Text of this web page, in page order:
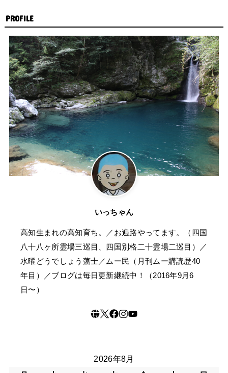
PROFILE
いっちゃん
高知生まれの高知育ち。／お遍路やってます。（四国
八十八ヶ所霊場三巡目、四国別格二十霊場二巡目）／
水曜どうでしょう藩士／ムー民（月刊ムー購読歴40
年目）／ブログは毎日更新継続中！（2016年9月6
日〜）
2026年8月